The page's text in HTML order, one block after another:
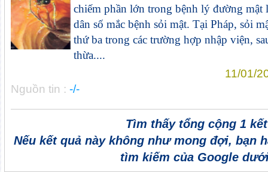
chiếm phần lớn trong bệnh lý đường
dân số mắc bệnh sỏi mật. Tại Pháp, sỏi
thứ ba trong các trường hợp nhập viện,
thừa....
11/01/
Nguồn tin : -/-
Tìm thấy tổng cộng 1
Nếu kết quả này không như mong đợi, bạn
tìm kiếm của Google